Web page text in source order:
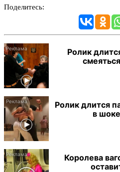
Поделитесь:
Ролик
Ролик длится
в
Королева